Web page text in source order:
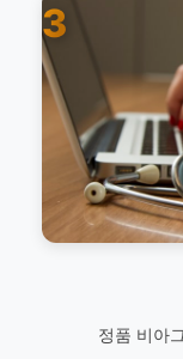
3
정품 비아